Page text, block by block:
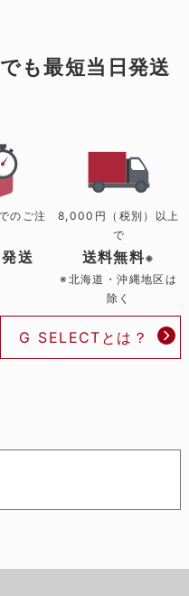
も最短当日発送
のご注
送
8,000円（税別）以上
で
送料無料※
※北海道・沖縄地区は
除く
G SELECTとは？